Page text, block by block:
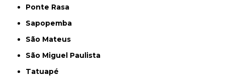
Ponte Rasa
Sapopemba
São Mateus
São Miguel Paulista
Tatuapé